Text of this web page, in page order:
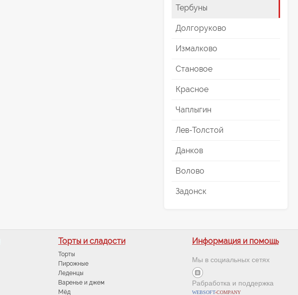
Тербуны
Долгоруково
Измалково
Становое
Красное
Чаплыгин
Лев-Толстой
Данков
Волово
Задонск
Торты и сладости
Торты
Пирожные
Леденцы
Варенье и джем
Мёд
Информация и помощь
Мы в социальных сетях
Рабработка и поддержка
WEBSOFT-COMPANY